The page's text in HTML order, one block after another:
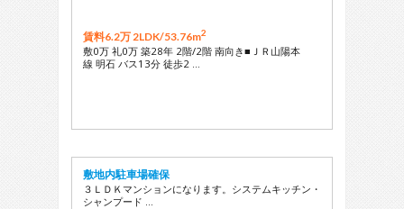
賃料6.2万 2LDK/53.76m2
敷0万 礼0万 築28年 2階/2階 南向き■ＪＲ山陽本
線 明石 バス13分 徒歩2 …
敷地内駐車場確保
３ＬＤＫマンションになります。システムキッチン・
シャンプード …